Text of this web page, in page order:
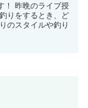
！ 昨晩のライブ授
りをするとき、ど
のスタイルや釣り